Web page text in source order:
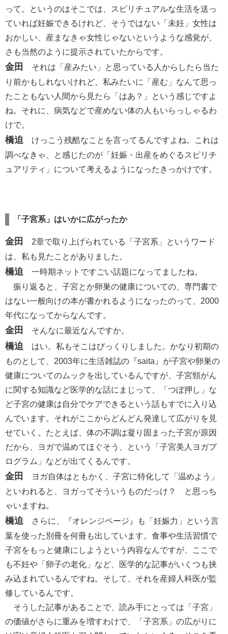
って。というのはそこでは、スピリチュアルな生活を送っ
ていれば妊娠できるけれど、そうではない「未妊」女性は
おかしい、産まなきゃ女性じゃないというような感覚が、
さも当然のように提示されていたからです。
金田
それは「産みたい」と思っている人からしたら当た
り前かもしれないけれど、私みたいに「産む」なんて思っ
たこともない人間から見たら「はあ？」という感じですよ
ね。それに、病気などで産めない体の人もいらっしゃるわ
けで。
橋迫 けっこう残酷なことを言ってるんですよね。これは
調べなきゃ、と感じたのが「妊娠・出産をめぐるスピリチ
ュアリティ」について考えるようになったきっかけです。
「子宮系」はいかに広がったか
金田
2章で取り上げられている「子宮系」というワード
は、私も見たことがありました。
橋迫 一時期ネットですごい話題になってましたね。
振り返ると、子宮とか卵巣の健康についての、専門書で
はない一般向けの本が書かれるようになったのって、2000
年代になってからなんです。
金田 そんなに最近なんですか。
橋迫 はい。私もそこはびっくりしました。かなり初期の
ものとして、2003年に生活雑誌の『saita』が子宮や卵巣の
健康についてのムックを出しているんですが、子宮頸がん
に関する知識など医学的な話にまじって、「つぼ押し」な
ど子宮の健康は自分でケアできるという話もすでに入り込
んでいます。それがここからどんどん発達して広がりを見
せていく。たとえば、体の不調は凝り固まった子宮が原因
だから、ヨガで温めてほぐそう、という「子宮美人ヨガプ
ログラム」などが出てくるんです。
金田
ヨガ自体はともかく、子宮に特化して「温めよう」
といわれると、ヨガってそういうものだっけ？ と思っち
ゃいますね。
橋迫 さらに、『オレンジページ』も「妊娠力」という言
葉を使った別冊を何冊も出しています。食事や生活習慣で
子宮をもっと健康にしようという内容なんですが、ここで
も不妊や「卵子の老化」など、医学的な記事がいくつも挟
み込まれているんですね。そして、それを産婦人科医が監
修しているんです。
そうした記事があることで、読み手にとっては「子宮」
の価値がさらに重みを増すわけで、「子宮系」の広がりに